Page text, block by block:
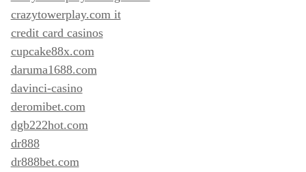
crazytowerplay.com it
credit card casinos
cupcake88x.com
daruma1688.com
davinci-casino
deromibet.com
dgb222hot.com
dr888
dr888bet.com